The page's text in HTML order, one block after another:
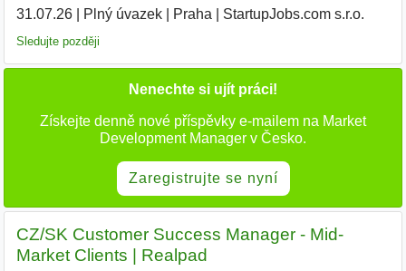
31.07.26| Plný úvazek| Praha StartupJobs.com s.r.o.
Sledujte později
Nenechte si ujít práci!
Získejte denně nové příspěvky e-mailem na Market
Development Manager v Česko.
Zaregistrujte se nyní
CZ/SK Customer Success Manager - Mid-
Market Clients | Realpad